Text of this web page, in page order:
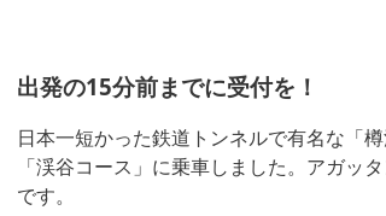
出発の15分前までに受付を！
日本一短かった鉄道トンネルで有名な「
「渓谷コース」に乗車しました。アガッ
です。